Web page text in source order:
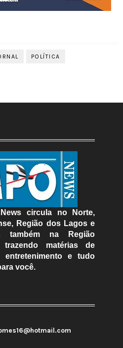
POLÍTICA
circula no Norte,
Região dos Lagos e
também na Região
trazendo matérias de
entretenimento e tudo
você.